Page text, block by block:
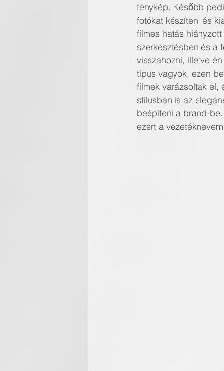
fénykép. Később
fotókat készíteni és
filmes hatás
szerkesztésben és a
visszahozni, illetve
típus vagyok, ezen
filmek varázsoltak el,
stílusban is az
beépíteni a brand-
ezért a